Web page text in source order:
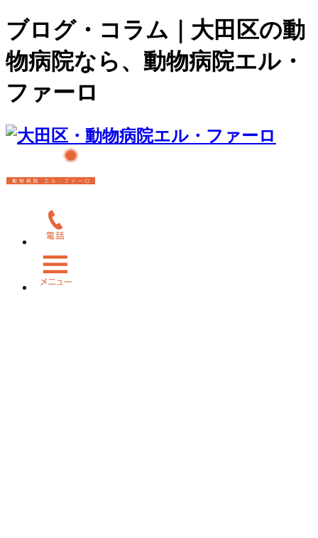
ブログ・コラム｜大田区の動
物病院なら、動物病院エル・
ファーロ